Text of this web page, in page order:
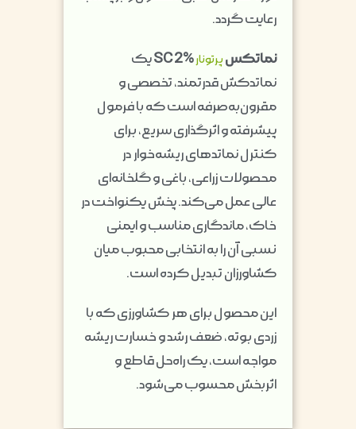
رعایت گردد.
نماتکس پرتونار
یک
نماتدکش قدرتمند، تخصصی و
مقرون‌به‌صرفه است که با فرمول
پیشرفته و اثرگذاری سریع، برای
کنترل نماتدهای ریشه‌خوار در
محصولات زراعی، باغی و گلخانه‌ای
عالی عمل می‌کند. پخش یکنواخت در
خاک، ماندگاری مناسب و ایمنی
نسبی آن را به انتخابی محبوب میان
کشاورزان تبدیل کرده است.
این محصول برای هر کشاورزی که با
زردی بوته، ضعف رشد و خسارت ریشه
مواجه است، یک راه‌حل قاطع و
اثربخش محسوب می‌شود.